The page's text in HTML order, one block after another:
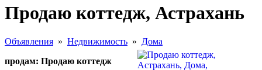
Продаю коттедж, Астрахань
Объявления » Недвижимость » Дома
продам: Продаю коттедж